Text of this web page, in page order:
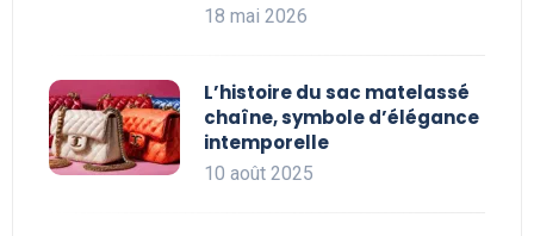
18 mai 2026
L’histoire du sac matelassé
chaîne, symbole d’élégance
intemporelle
10 août 2025